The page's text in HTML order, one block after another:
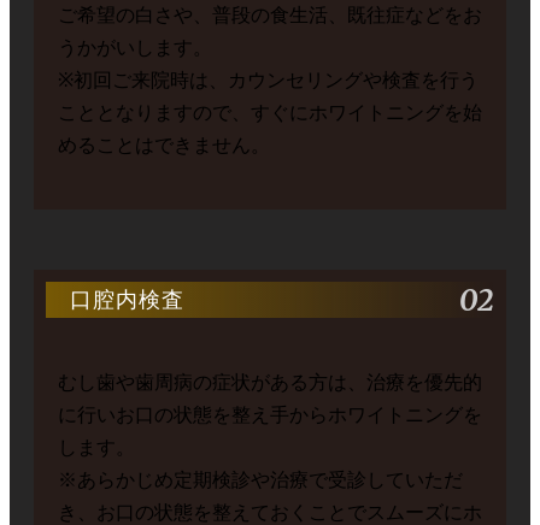
ご希望の白さや、普段の食生活、既往症などをお
うかがいします。
※初回ご来院時は、カウンセリングや検査を行う
こととなりますので、すぐにホワイトニングを始
めることはできません。
02
口腔内検査
むし歯や歯周病の症状がある方は、治療を優先的
に行いお口の状態を整え手からホワイトニングを
します。
※あらかじめ定期検診や治療で受診していただ
き、お口の状態を整えておくことでスムーズにホ